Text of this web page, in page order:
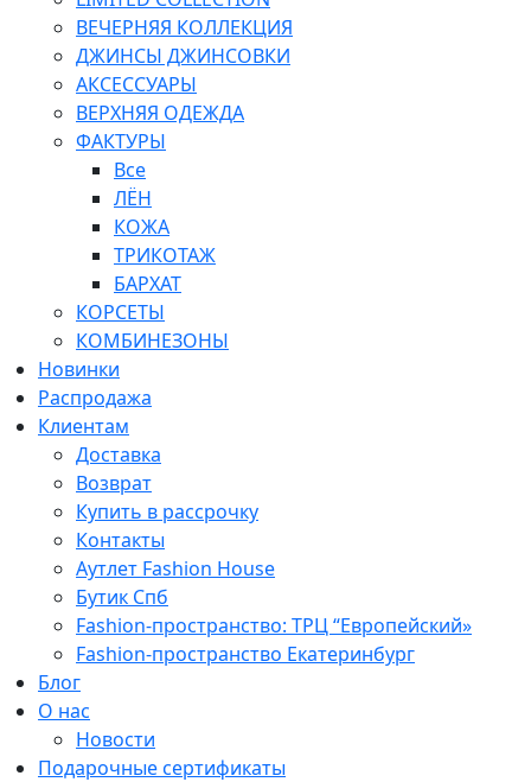
ВЕЧЕРНЯЯ КОЛЛЕКЦИЯ
ДЖИНСЫ ДЖИНСОВКИ
АКСЕССУАРЫ
ВЕРХНЯЯ ОДЕЖДА
ФАКТУРЫ
Все
ЛЁН
КОЖА
ТРИКОТАЖ
БАРХАТ
КОРСЕТЫ
КОМБИНЕЗОНЫ
Новинки
Распродажа
Клиентам
Доставка
Возврат
Купить в рассрочку
Контакты
Аутлет Fashion House
Бутик Спб
Fashion-пространство: ТРЦ “Европейский»
Fashion-пространство Екатеринбург
Блог
О нас
Новости
Подарочные сертификаты